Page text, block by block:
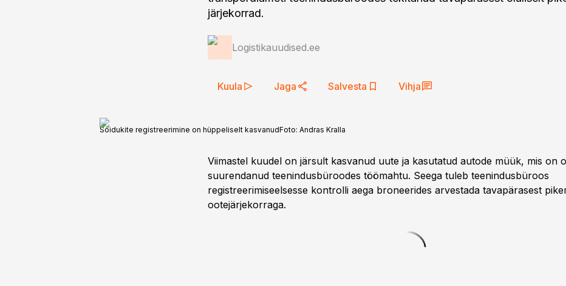
järjekorrad.
Logistikauudised.ee
Kuula Jaga Salvesta Vihja
Sõidukite registreerimine on hüppeliselt kasvanudFoto: Andras Kralla
Viimastel kuudel on järsult kasvanud uute ja kasutatud autode müük, mis on
suurendanud teenindusbüroodes töömahtu. Seega tuleb teenindusbüroos
registreerimiseelsesse kontrolli aega broneerides arvestada tavapärasest
ootejärjekorraga.